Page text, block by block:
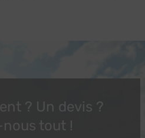
? Un devis ?
tout !